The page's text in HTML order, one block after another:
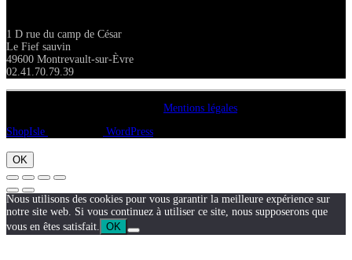
1 D rue du camp de César
Le Fief sauvin
49600 Montrevault-sur-Èvre
02.41.70.79.39
Mentions légales
ShopIsle
WordPress
OK
Nous utilisons des cookies pour vous garantir la meilleure expérience sur
notre site web. Si vous continuez à utiliser ce site, nous supposerons que
vous en êtes satisfait.
OK